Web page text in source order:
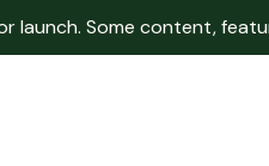
launch. Some content,